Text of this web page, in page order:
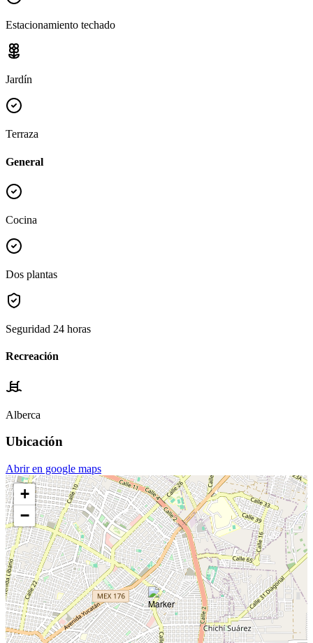
Estacionamiento techado
Jardín
Terraza
General
Cocina
Dos plantas
Seguridad 24 horas
Recreación
Alberca
Ubicación
Abrir en google maps
+
−